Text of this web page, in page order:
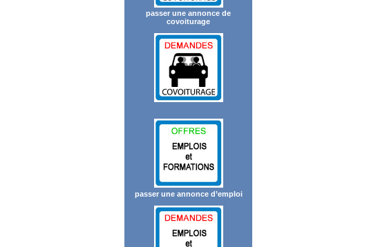
passer une annonce de
covoiturage
passer une annonce d’emploi